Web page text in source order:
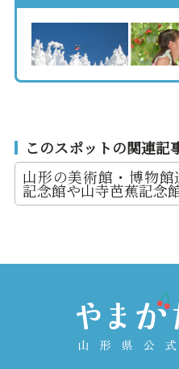
このスポットの関連記
山形の美術館・博物
記念館や山寺芭蕉記念